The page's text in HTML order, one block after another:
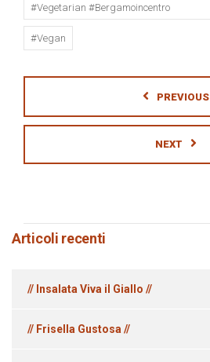
#vegetarian #bergamoincentro
#vegan
PREVIOUS
NEXT
Articoli recenti
// Insalata Viva il Giallo //
// Frisella Gustosa //